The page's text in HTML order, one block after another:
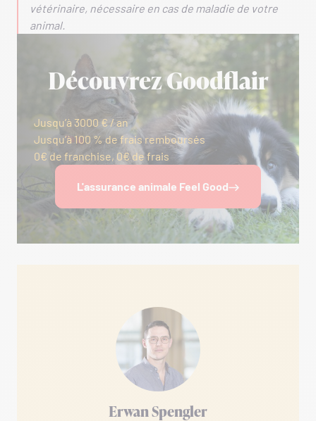
vétérinaire, nécessaire en cas de maladie de votre
animal.
Découvrez Goodflair
Jusqu’à 3000 € / an
Jusqu’à 100 % de frais remboursés
0€ de franchise, 0€ de frais
L'assurance animale Feel Good
Erwan Spengler